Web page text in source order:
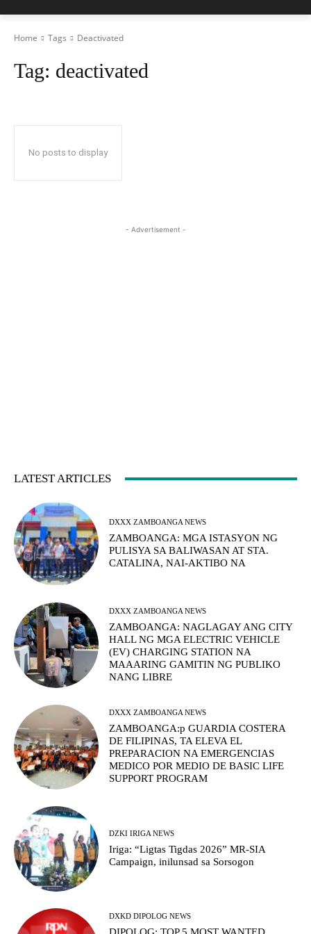
Home Tags Deactivated
Tag: deactivated
No posts to display
- Advertisement -
LATEST ARTICLES
DXXX ZAMBOANGA NEWS
ZAMBOANGA: MGA ISTASYON NG
PULISYA SA BALIWASAN AT STA.
CATALINA, NAI-AKTIBO NA
DXXX ZAMBOANGA NEWS
ZAMBOANGA: NAGLAGAY ANG CITY
HALL NG MGA ELECTRIC VEHICLE
(EV) CHARGING STATION NA
MAAARING GAMITIN NG PUBLIKO
NANG LIBRE
DXXX ZAMBOANGA NEWS
ZAMBOANGA:p GUARDIA COSTERA
DE FILIPINAS, TA ELEVA EL
PREPARACION NA EMERGENCIAS
MEDICO POR MEDIO DE BASIC LIFE
SUPPORT PROGRAM
DZKI IRIGA NEWS
Iriga: “Ligtas Tigdas 2026” MR-SIA
Campaign, inilunsad sa Sorsogon
DXKD DIPOLOG NEWS